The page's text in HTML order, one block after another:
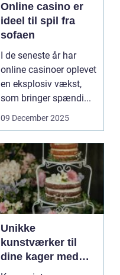
Online casino er
ideel til spil fra
sofaen
I de seneste år har
online casinoer oplevet
en eksplosiv vækst,
som bringer spændi...
09 December 2025
Unikke
kunstværker til
dine kager med
kage print